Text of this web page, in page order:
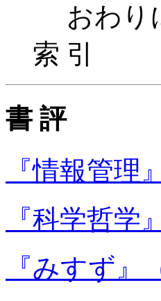
おわり
索 引
書 評
『情報管理
『科学哲学
『みすず』